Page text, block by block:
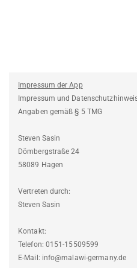
Impressum der App
Impressum und
Angaben gemäß § 5 TMG
Steven Sasin
Dömbergstraße 24
58089 Hagen
Vertreten durch:
Steven Sasin
Kontakt:
Telefon: 0151-15509599
E-Mail: info@malawi-germany.de